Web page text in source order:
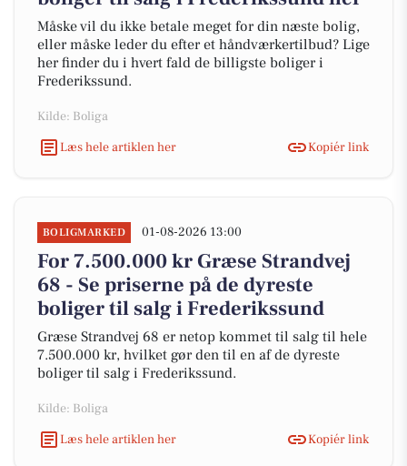
Måske vil du ikke betale meget for din næste bolig,
eller måske leder du efter et håndværkertilbud? Lige
her finder du i hvert fald de billigste boliger i
Frederikssund.
Kilde: Boliga
Læs hele artiklen her
Kopiér link
BOLIGMARKED 01-08-2026 13:00
For 7.500.000 kr Græse Strandvej
68 - Se priserne på de dyreste
boliger til salg i Frederikssund
Græse Strandvej 68 er netop kommet til salg til hele
7.500.000 kr, hvilket gør den til en af de dyreste
boliger til salg i Frederikssund.
Kilde: Boliga
Læs hele artiklen her
Kopiér link